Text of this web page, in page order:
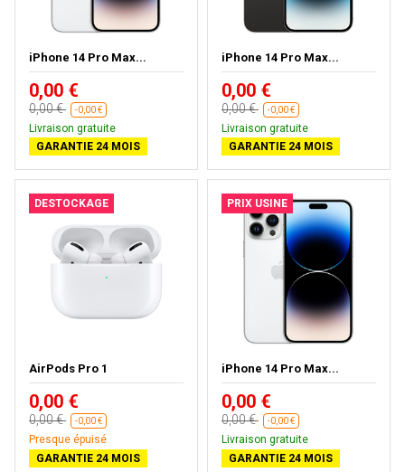
iPhone 14 Pro Max...
0,00 €
0,00 € -0,00 €
Livraison gratuite
GARANTIE 24 MOIS
iPhone 14 Pro Max...
0,00 €
0,00 € -0,00 €
Livraison gratuite
GARANTIE 24 MOIS
DESTOCKAGE
AirPods Pro 1
0,00 €
0,00 € -0,00 €
Presque épuisé
GARANTIE 24 MOIS
PRIX USINE
iPhone 14 Pro Max...
0,00 €
0,00 € -0,00 €
Livraison gratuite
GARANTIE 24 MOIS